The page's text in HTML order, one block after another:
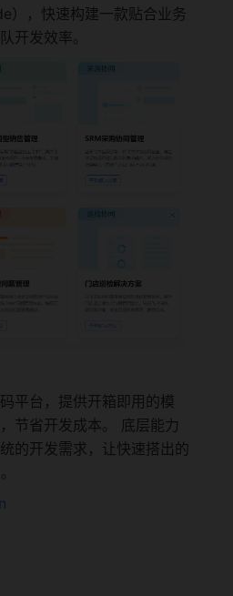
），快速构建一款贴合业务
开发效率。
平台，提供开箱即用的模
节省开发成本。 底层能力
的开发需求，让快速搭出的